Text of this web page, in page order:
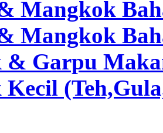
Mangkok
Mangkok
& Garpu
Kecil